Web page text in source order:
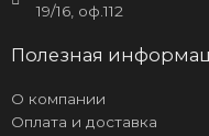
19/16, оф.112
Полезная
О компании
Оплата и доставка